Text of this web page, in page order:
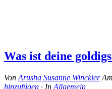
Was ist deine
Von Arusha Susanne WincklerAm
hinzufügen · In Allgemein